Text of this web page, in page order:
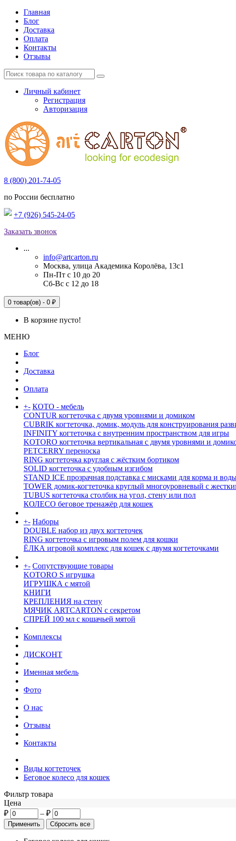
Главная
Блог
Доставка
Оплата
Контакты
Отзывы
Личный кабинет
Регистрация
Авторизация
8 (800) 201-74-05
по России бесплатно
+7 (926) 545-24-05
Заказать звонок
...
info@artcarton.ru
Москва, улица Академика Королёва, 13с1
Пн-Пт с 10 до 20
Сб-Вс с 12 до 18
0 товар(ов) - 0 ₽
В корзине пусто!
МЕНЮ
Блог
Доставка
Оплата
+- КОТО - мебель
CONTUR когтеточка с двумя уровнями и домиком
CUBRIK когтеточка, домик, модуль для конструирования
INFINITY когтеточка с внутренним пространством для игры
KOTORO когтеточка вертикальная с двумя уровнями и
PETCERRY переноска
RING когтеточка круглая с жёстким бортиком
SOLID когтеточка с удобным изгибом
STAND ICE прозрачная подставка с мисками для корма и
TOWER домик-когтеточка круглый многоуровневый с
TUBUS когтеточка столбик на угол, стену или пол
КОЛЕСО беговое тренажёр для кошек
+- Наборы
DOUBLE набор из двух когтеточек
RING когтеточка c игровым полем для кошки
ЁЛКА игровой комплекс для кошек с двумя когтеточками
+- Сопутствующие товары
KOTORO S игрушка
ИГРУШКА с мятой
КНИГИ
КРЕПЛЕНИЯ на стену
МЯЧИК ARTCARTON с секретом
СПРЕЙ 100 мл с кошачьей мятой
Комплексы
ДИСКОНТ
Именная мебель
Фото
О нас
Отзывы
Контакты
Виды когтеточек
Беговое колесо для кошек
Фильтр товара
Цена
₽
– ₽